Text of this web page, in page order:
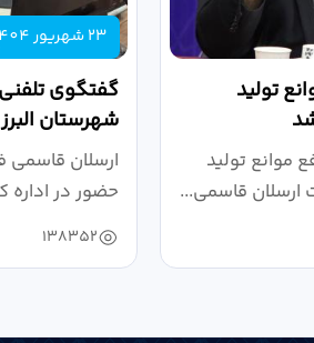
تولید
موانع تولید
ارسلان قاسمی...
23 شهریور 1404
گفتگوی تلفنی
شهرستان البرز
ارسلان قاسمی
حضور در اداره
بازرسی...
138352